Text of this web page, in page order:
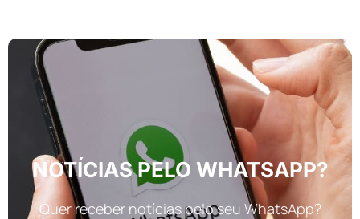
NOTÍCIAS PELO WHATSAPP?
Quer receber notícias pelo seu WhatsApp?